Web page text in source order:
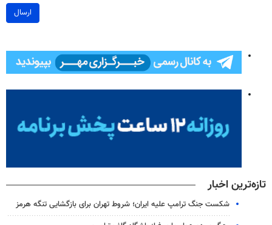
ارسال
تازه‌ترین اخبار
شکست جنگ ترامپ علیه ایران؛ شروط تهران برای بازگشایی تنگه هرمز